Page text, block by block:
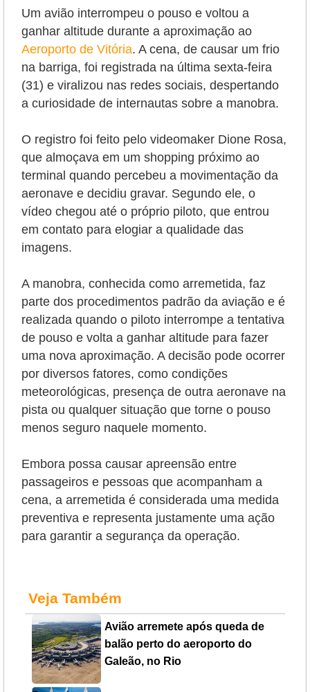
Um avião interrompeu o pouso e voltou a
ganhar altitude durante a aproximação ao
Aeroporto de Vitória. A cena, de causar um frio
na barriga, foi registrada na última sexta-feira
(31) e viralizou nas redes sociais, despertando
a curiosidade de internautas sobre a manobra.
O registro foi feito pelo videomaker Dione Rosa,
que almoçava em um shopping próximo ao
terminal quando percebeu a movimentação da
aeronave e decidiu gravar. Segundo ele, o
vídeo chegou até o próprio piloto, que entrou
em contato para elogiar a qualidade das
imagens.
A manobra, conhecida como arremetida, faz
parte dos procedimentos padrão da aviação e é
realizada quando o piloto interrompe a tentativa
de pouso e volta a ganhar altitude para fazer
uma nova aproximação. A decisão pode ocorrer
por diversos fatores, como condições
meteorológicas, presença de outra aeronave na
pista ou qualquer situação que torne o pouso
menos seguro naquele momento.
Embora possa causar apreensão entre
passageiros e pessoas que acompanham a
cena, a arremetida é considerada uma medida
preventiva e representa justamente uma ação
para garantir a segurança da operação.
Veja Também
Avião arremete após queda de
balão perto do aeroporto do
Galeão, no Rio